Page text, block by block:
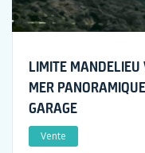
LIMITE
MER
GARAGE
Vente